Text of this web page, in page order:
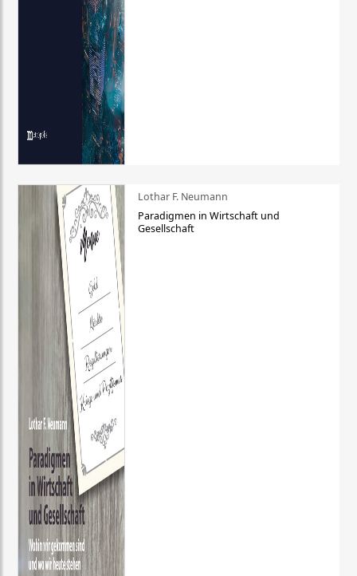
Lothar F. Neumann
Paradigmen in Wirtschaft und
Gesellschaft